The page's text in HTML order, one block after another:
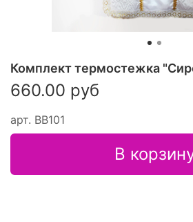
арт. ВВ101
Комплект термостежка
660.00 руб
В